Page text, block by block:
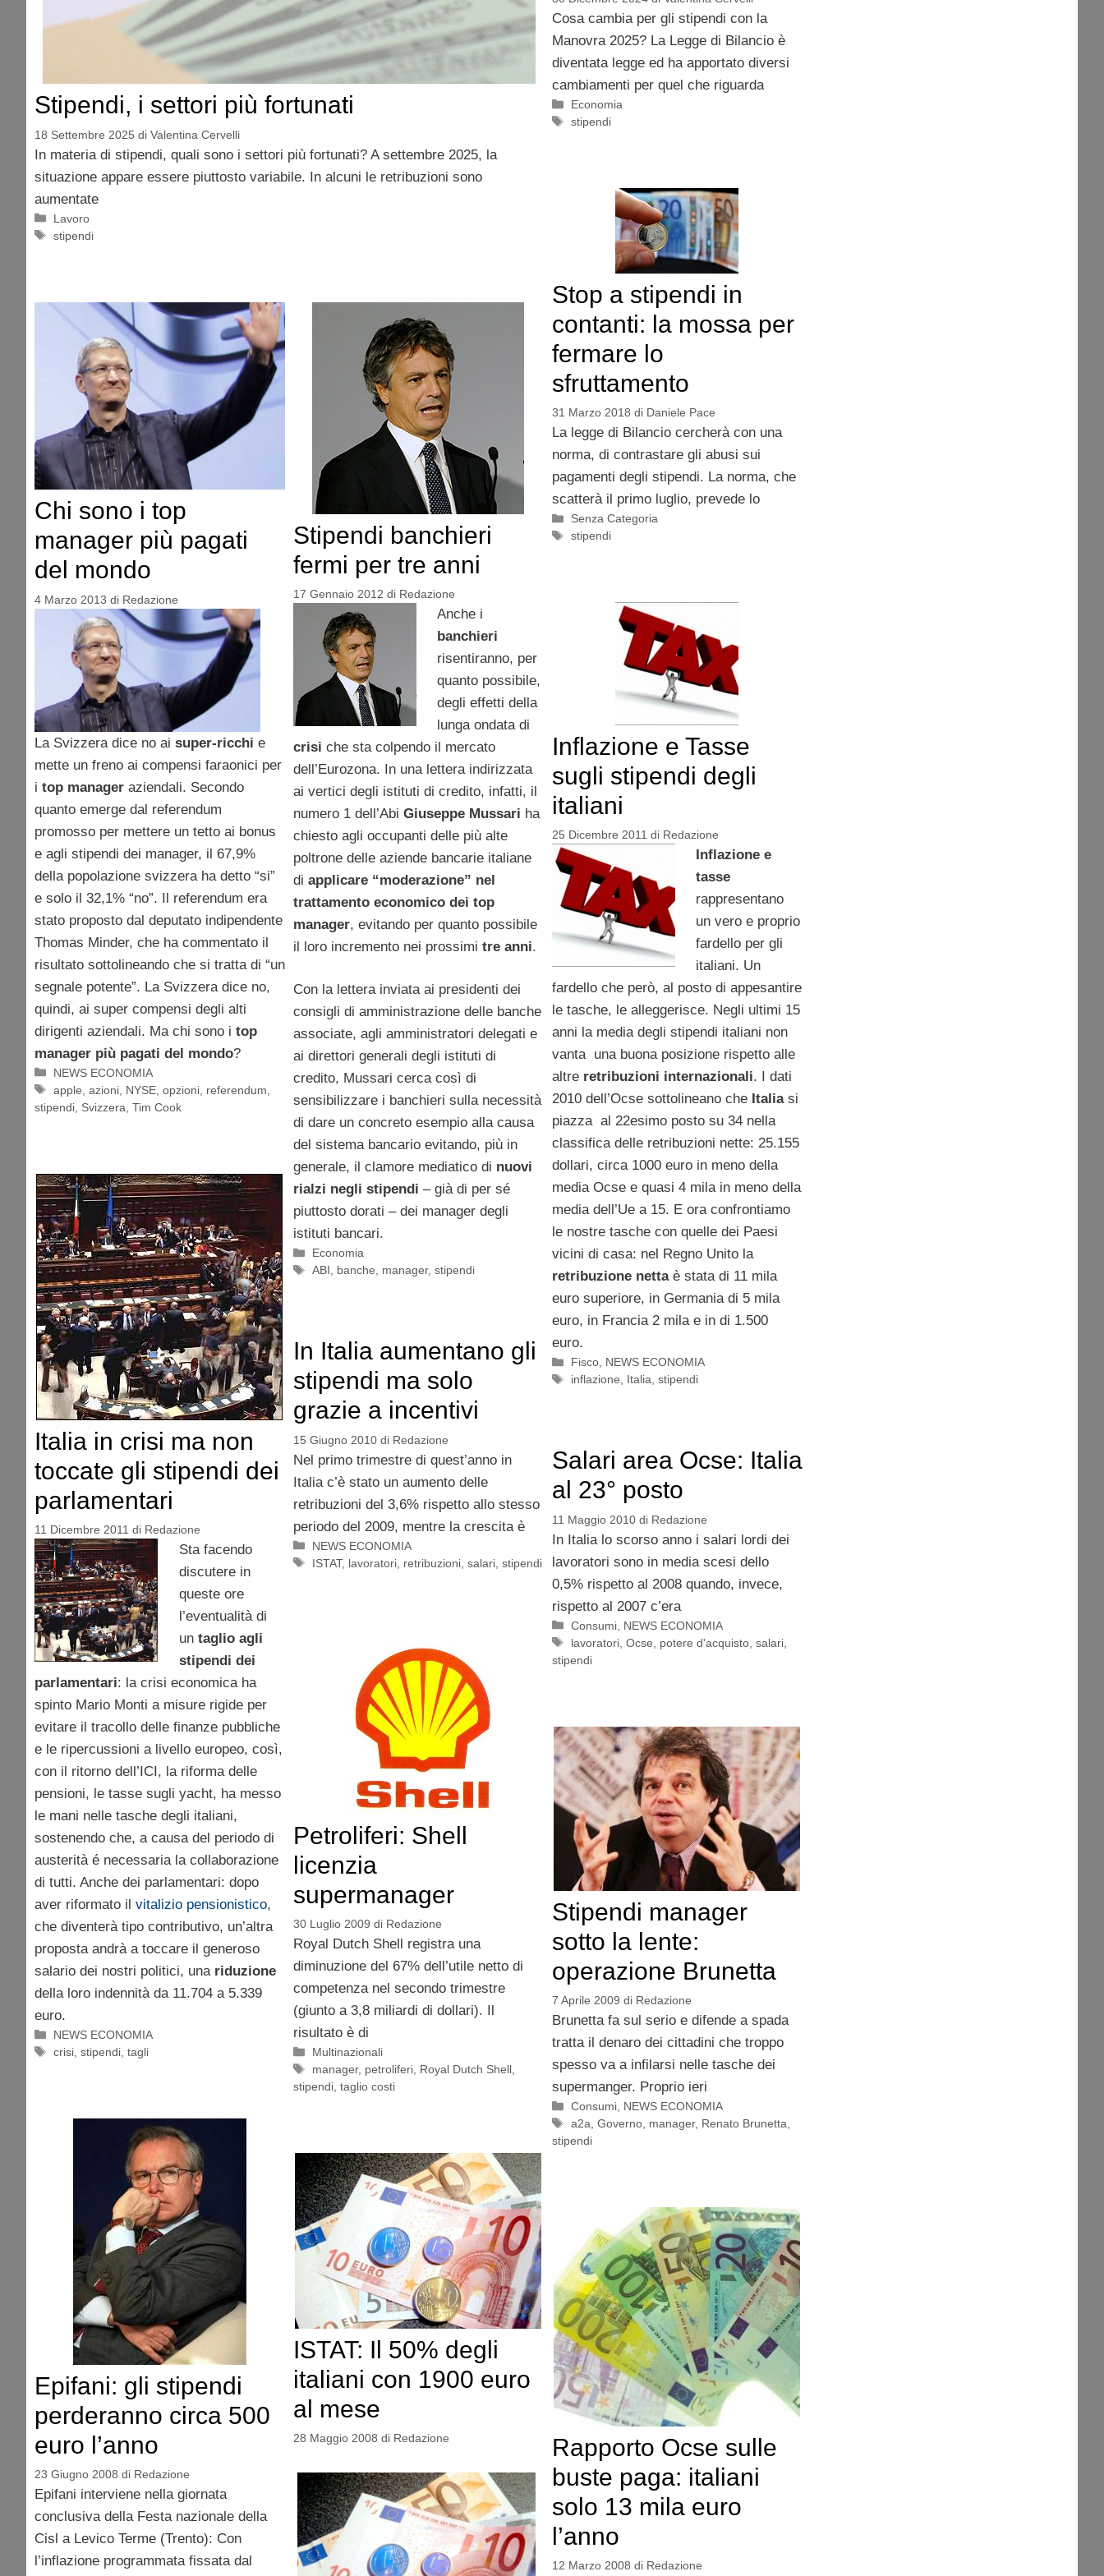
Stipendi, i settori più fortunati
18 Settembre 2025 di Valentina Cervelli
In materia di stipendi, quali sono i settori più fortunati? A settembre 2025, la
situazione appare essere piuttosto variabile. In alcuni le retribuzioni sono
aumentate
Categorie
Lavoro
Tag
stipendi
Cosa cambia per gli stipendi con la
Manovra 2025? La Legge di Bilancio è
diventata legge ed ha apportato diversi
cambiamenti per quel che riguarda
Categorie
Economia
Tag
stipendi
Stop a stipendi in
contanti: la mossa per
fermare lo
sfruttamento
31 Marzo 2018 di Daniele Pace
La legge di Bilancio cercherà con una
norma, di contrastare gli abusi sui
pagamenti degli stipendi. La norma, che
scatterà il primo luglio, prevede lo
Categorie
Senza Categoria
Tag
stipendi
Chi sono i top
manager più pagati
del mondo
4 Marzo 2013 di Redazione
La Svizzera dice no ai super-ricchi e
mette un freno ai compensi faraonici per
i top manager aziendali. Secondo
quanto emerge dal referendum
promosso per mettere un tetto ai bonus
e agli stipendi dei manager, il 67,9%
della popolazione svizzera ha detto “si”
e solo il 32,1% “no”. Il referendum era
stato proposto dal deputato indipendente
Thomas Minder, che ha commentato il
risultato sottolineando che si tratta di “un
segnale potente”. La Svizzera dice no,
quindi, ai super compensi degli alti
dirigenti aziendali. Ma chi sono i top
manager più pagati del mondo?
Categorie
NEWS ECONOMIA
Tag
apple ,azioni NYSE ,opzioni referendum
stipendi Svizzera Tim Cook
Stipendi banchieri
fermi per tre anni
17 Gennaio 2012 di Redazione
Anche i
banchieri
risentiranno, per
quanto possibile,
degli effetti della
lunga ondata di
crisi che sta colpendo il mercato
dell’Eurozona. In una lettera indirizzata
ai vertici degli istituti di credito, infatti, il
numero 1 dell’Abi Giuseppe Mussari ha
chiesto agli occupanti delle più alte
poltrone delle aziende bancarie italiane
di applicare “moderazione” nel
trattamento economico dei top
manager, evitando per quanto possibile
il loro incremento nei prossimi tre anni.
Con la lettera inviata ai presidenti dei
consigli di amministrazione delle banche
associate, agli amministratori delegati e
ai direttori generali degli istituti di
credito, Mussari cerca così di
sensibilizzare i banchieri sulla necessità
di dare un concreto esempio alla causa
del sistema bancario evitando, più in
generale, il clamore mediatico di nuovi
rialzi negli stipendi – già di per sé
piuttosto dorati – dei manager degli
istituti bancari.
Categorie
Economia
Tag
ABI, banche, manager,stipendi
Inflazione e Tasse
sugli stipendi degli
italiani
25 Dicembre 2011 di Redazione
Inflazione e
tasse
rappresentano
un vero e proprio
fardello per gli
italiani. Un
fardello che però, al posto di appesantire
le tasche, le alleggerisce. Negli ultimi 15
anni la media degli stipendi italiani non
vanta una buona posizione rispetto alle
altre retribuzioni internazionali. I dati
2010 dell’Ocse sottolineano che Italiasi
piazza al 22esimo posto su 34 nella
classifica delle retribuzioni nette: 25.155
dollari, circa 1000 euro in meno della
media Ocse e quasi 4 mila in meno della
media dell’Ue a 15. E ora confrontiamo
le nostre tasche con quelle dei Paesi
vicini di casa: nel Regno Unito la
retribuzione nettaè stata di 11 mila
euro superiore, in Germania di 5 mila
euro, in Francia 2 mila e in di 1.500
euro.
Categorie
Fisco, NEWS ECONOMIA
Tag
inflazione, Italia,stipendi
Italia in crisi ma non
toccate gli stipendi dei
parlamentari
11 Dicembre 2011 di Redazione
Sta facendo
discutere in
queste ore
l’eventualità di
un taglio agli
stipendi dei
parlamentari: la crisi economica ha
spinto Mario Monti a misure rigide per
evitare il tracollo delle finanze pubbliche
e le ripercussioni a livello europeo, così,
con il ritorno dell’ICI, la riforma delle
pensioni, le tasse sugli yacht, ha messo
le mani nelle tasche degli italiani,
sostenendo che, a causa del periodo di
austerità é necessaria la collaborazione
di tutti. Anche dei parlamentari: dopo
aver riformato il vitalizio pensionistico,
che diventerà tipo contributivo, un’altra
proposta andrà a toccare il generoso
salario dei nostri politici, una riduzione
della loro indennità da 11.704 a 5.339
euro.
Categorie
NEWS ECONOMIA
Tag
crisi ,stipendi ,tagli
In Italia aumentano gli
stipendi ma solo
grazie a incentivi
15 Giugno 2010 di Redazione
Nel primo trimestre di quest’anno in
Italia c’è stato un aumento delle
retribuzioni del 3,6% rispetto allo stesso
periodo del 2009, mentre la crescita è
Categorie
NEWS ECONOMIA
Tag
ISTAT, lavoratori retribuzioni ,salari ,stipendi
Salari area Ocse: Italia
al 23° posto
11 Maggio 2010 di Redazione
In Italia lo scorso anno i salari lordi dei
lavoratori sono in media scesi dello
0,5% rispetto al 2008 quando, invece,
rispetto al 2007 c’era
Categorie
Consumi NEWS ECONOMIA
Tag
lavoratori ,Ocse potere d'acquisto ,salari
stipendi
Petroliferi: Shell
licenzia
supermanager
30 Luglio 2009 di Redazione
Royal Dutch Shell registra una
diminuzione del 67% dell’utile netto di
competenza nel secondo trimestre
(giunto a 3,8 miliardi di dollari). Il
risultato è di
Categorie
Multinazionali
Tag
manager, petroliferi Royal Dutch Shell
stipendi, taglio costi
Stipendi manager
sotto la lente:
operazione Brunetta
7 Aprile 2009 di Redazione
Brunetta fa sul serio e difende a spada
tratta il denaro dei cittadini che troppo
spesso va a infilarsi nelle tasche dei
supermanger. Proprio ieri
Categorie
Consumi NEWS ECONOMIA
Tag
a2a ,Governo manager, Renato Brunetta
stipendi
Epifani: gli stipendi
perderanno circa 500
euro l’anno
23 Giugno 2008 di Redazione
Epifani interviene nella giornata
conclusiva della Festa nazionale della
Cisl a Levico Terme (Trento): Con
l’inflazione programmata fissata dal
ISTAT: Il 50% degli
italiani con 1900 euro
al mese
28 Maggio 2008 di Redazione
Rapporto Ocse sulle
buste paga: italiani
solo 13 mila euro
l’anno
12 Marzo 2008 di Redazione